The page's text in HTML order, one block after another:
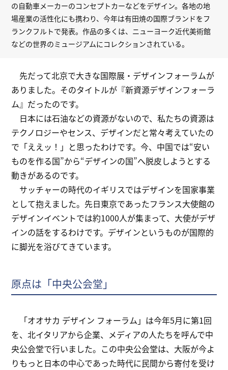
の自動車メーカーのコンセプトカーなどをデザイン。各地の地
場産業の活性化にも携わり、今年は有田焼の国際ブランドをフ
ランクフルトで発表。作品の多くは、ニューヨーク近代美術館
などの世界のミュージアムにコレクションされている。
先だって北京で大きな国際展・デザインフォーラムが
ありました。そのタイトルが『新資源デザインフォーラ
ム』だったのです。
日本には石油などの資源がないので、私たちの資源は
テクノロジーやセンス、デザインだと常々考えていたの
で「ええッ！」と思ったわけです。今、中国では“安い
ものを作る国”から“デザインの国”へ脱皮しようとする
動きがあるのです。
サッチャーの時代のイギリスではデザインを国家事業
として抱えました。先日東京であったフランス大使館の
デザインイベントでは約1000人が集まって、大使がデザ
インの話をするわけです。デザインというものが国際的
に脚光を浴びてきています。
原点は「中央公会堂」
「オオサカ デザイン フォーラム」は今年5月に第1回
を、北イタリアから企業、メディアの人たちを呼んで中
央公会堂で行いました。この中央公会堂は、大阪が今よ
りもっと日本の中心であった時代に民間から寄付を受け